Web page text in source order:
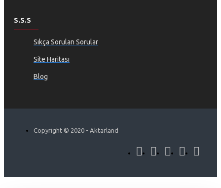
S.S.S
Sıkça Sorulan Sorular
Site Haritası
Blog
Copyright © 2020 - Aktarland